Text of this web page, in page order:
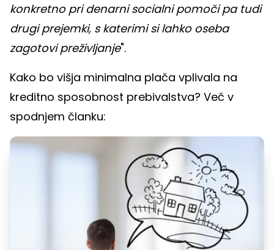
konkretno pri denarni socialni pomoči pa tudi
drugi prejemki, s katerimi si lahko oseba
zagotovi preživljanje".
Kako bo višja minimalna plača vplivala na
kreditno sposobnost prebivalstva? Več v
spodnjem članku: